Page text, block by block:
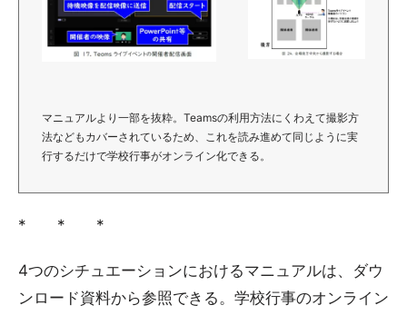
マニュアルより一部を抜粋。Teamsの利用方法にくわえて撮影方
法などもカバーされているため、これを読み進めて同じように実
行するだけで学校行事がオンライン化できる。
* * *
4つのシチュエーションにおけるマニュアルは、ダウ
ンロード資料から参照できる。学校行事のオンライン